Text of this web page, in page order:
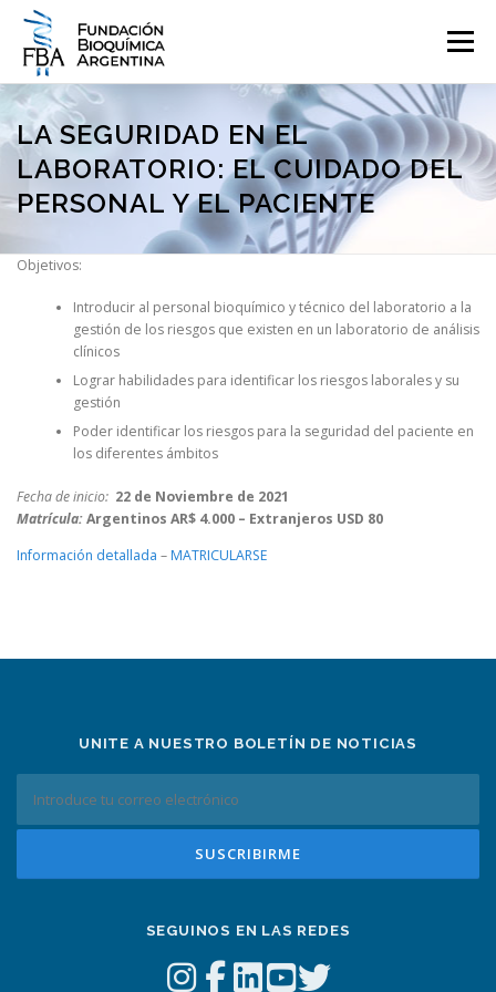
Saltar
contenido
Menú
QUIENES SOMOS PROGRAMAS EVENTOS COMUNICACIÓN
CONTACTO INGRESAR
LA SEGURIDAD EN EL
LABORATORIO: EL CUIDADO DEL
PERSONAL Y EL PACIENTE
Objetivos:
Introducir al personal bioquímico y técnico del laboratorio a la
gestión de los riesgos que existen en un laboratorio de análisis
clínicos
Lograr habilidades para identificar los riesgos laborales y su
gestión
Poder identificar los riesgos para la seguridad del paciente en
los diferentes ámbitos
Fecha de inicio: 22 de Noviembre de 2021
Matrícula:Argentinos AR$ 4.000 – Extranjeros USD 80
Información detallada –MATRICULARSE
UNITE A NUESTRO BOLETÍN DE NOTICIAS
SEGUINOS EN LAS REDES